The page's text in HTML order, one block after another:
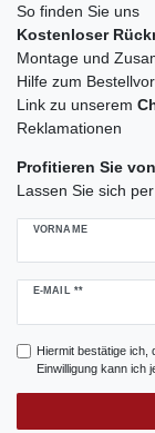
So finden Sie uns
Kostenloser
Montage und
Hilfe zum
Link zu unserem
Reklamationen
Profitieren Sie
Lassen Sie sich
VORNAME
E-MAIL **
Newsletter
Hiermit bestätige ich,
Einwilligung kann ich